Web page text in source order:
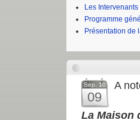
Les Intervenants
Programme
Présentation de
Sep. 10
09
A
La Maison